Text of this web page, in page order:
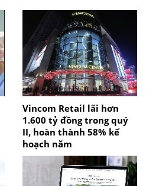
Vincom Retail lãi hơn
1.600 tỷ đồng trong quý
II, hoàn thành 58% kế
hoạch năm